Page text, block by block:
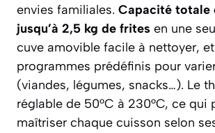
envies familiales. Capacité totale
jusqu’à 2,5 kg de frites en une
cuve amovible facile à nettoyer, et
programmes prédéfinis pour
(viandes, légumes, snacks…). Le
réglable de 50°C à 230°C, ce qui
maîtriser chaque cuisson selon